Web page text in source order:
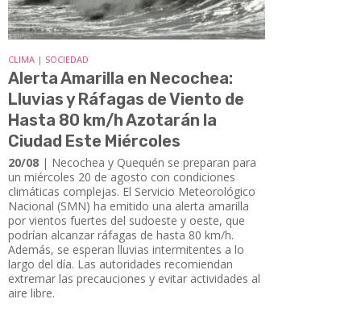
CLIMA | SOCIEDAD
Alerta Amarilla en Necochea:
Lluvias y Ráfagas de Viento de
Hasta 80 km/h Azotarán la
Ciudad Este Miércoles
20/08 | Necochea y Quequén se preparan para
un miércoles 20 de agosto con condiciones
climáticas complejas. El Servicio Meteorológico
Nacional (SMN) ha emitido una alerta amarilla
por vientos fuertes del sudoeste y oeste, que
podrían alcanzar ráfagas de hasta 80 km/h.
Además, se esperan lluvias intermitentes a lo
largo del día. Las autoridades recomiendan
extremar las precauciones y evitar actividades al
aire libre.